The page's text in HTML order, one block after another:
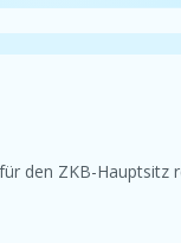
ZKB-